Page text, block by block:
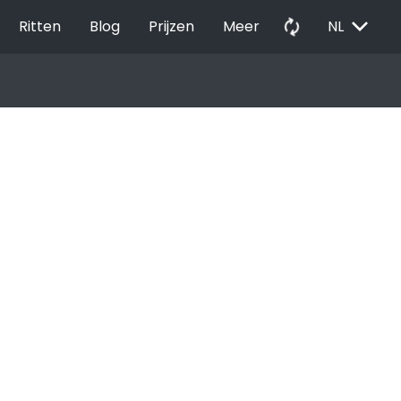
Ritten Blog Prijzen Meer autorenew NL EXPAND_MORE